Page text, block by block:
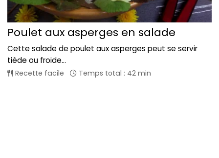
Poulet aux asperges en salade
Cette salade de poulet aux asperges peut se servir
tiède ou froide...
Recette facile Temps total : 42 min